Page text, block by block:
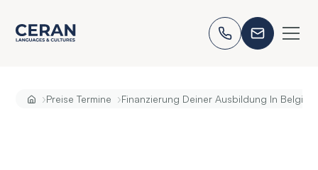
›Preise Termine ›Finanzierung Deiner Ausbildung In Belgien